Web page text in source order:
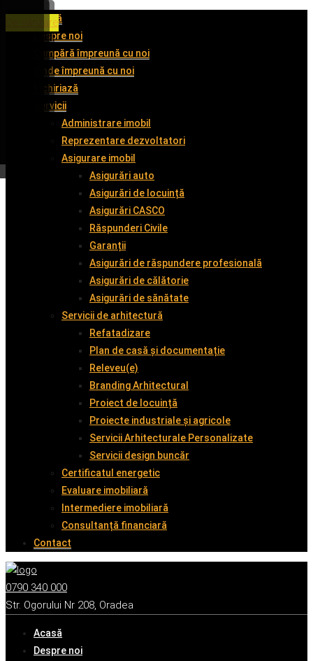
Acasă
Despre noi
Cumpără împreună cu noi
Vinde împreună cu noi
Închiriază
Servicii
Administrare imobil
Reprezentare dezvoltatori
Asigurare imobil
Asigurări auto
Asigurări de locuință
Asigurări CASCO
Răspunderi Civile
Garanții
Asigurări de răspundere profesională
Asigurări de călătorie
Asigurări de sănătate
Servicii de arhitectură
Refatadizare
Plan de casă și documentație
Releveu(e)
Branding Arhitectural
Proiect de locuință
Proiecte industriale și agricole
Servicii Arhitecturale Personalizate
Servicii design buncăr
Certificatul energetic
Evaluare imobiliară
Intermediere imobiliară
Consultanță financiară
Contact
0790 340 000
Str. Ogorului Nr 208, Oradea
Acasă
Despre noi
De închiriat
De închiriat
De închiriat
De vânzare